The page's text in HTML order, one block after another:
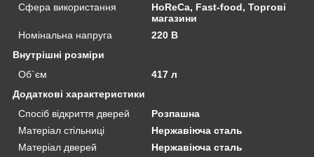
Сфера використання
HoReCa, Fast-food, Торгові
магазини
Номінальна напруга
220 В
Внутрішні розміри
Об`єм
417 л
Додаткові характеристики
Спосіб відкриття дверей
Розпашна
Матеріал стільниці
Нержавіюча сталь
Матеріал дверей
Нержавіюча сталь